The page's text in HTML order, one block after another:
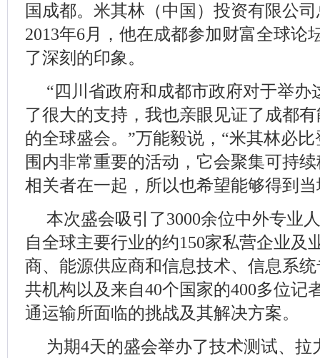
国成都。米其林（中国）投资有限公
2013年6月，他在成都参加财富全球论
了深刻的印象。
“四川省政府和成都市政府对于举办
了很大的支持，我也亲眼见证了成都
的全球盛会。”万能毅说，“米其林必
围内非常重要的活动，它会聚集可持
相关者在一起，所以也希望能够得到
本次盛会吸引了3000余位中外专业
自全球主要行业的约150家私营企业及
商、能源供应商和信息技术、信息系
共机构以及来自40个国家的400多位记
通运输所面临的挑战及其解决方案。
为期4天的盛会举办了技术测试、拉